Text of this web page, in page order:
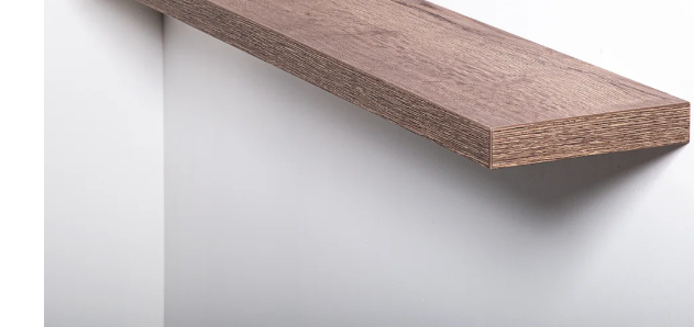
148,70 €